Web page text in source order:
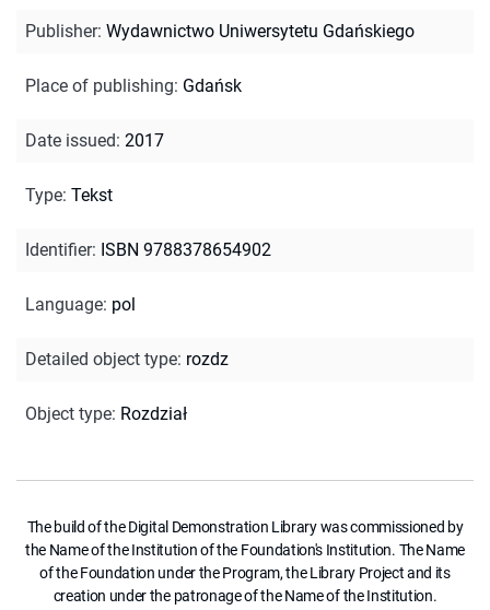
Publisher: Wydawnictwo Uniwersytetu Gdańskiego
Place of publishing: Gdańsk
Date issued: 2017
Type: Tekst
Identifier: ISBN 9788378654902
Language: pol
Detailed object type: rozdz
Object type: Rozdział
The build of the Digital Demonstration Library was commissioned by
the Name of the Institution of the Foundation's Institution. The Name
of the Foundation under the Program, the Library Project and its
creation under the patronage of the Name of the Institution.